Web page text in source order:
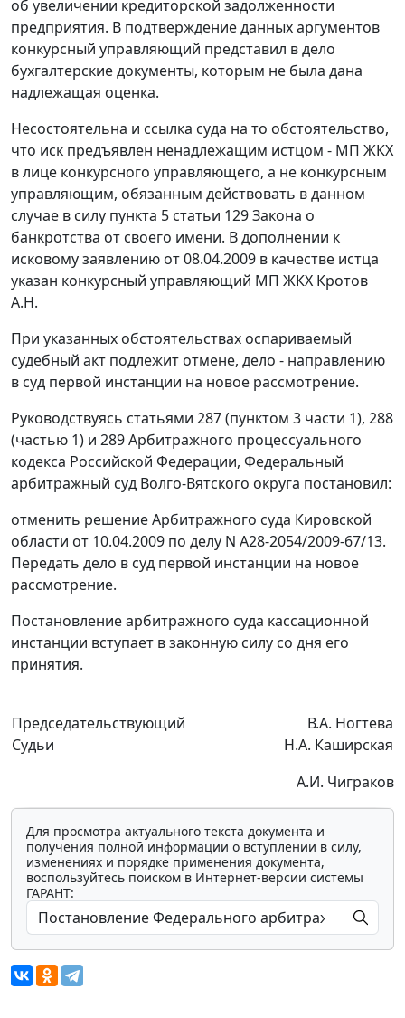
об увеличении кредиторской задолженности
предприятия. В подтверждение данных аргументов
конкурсный управляющий представил в дело
бухгалтерские документы, которым не была дана
надлежащая оценка.
Несостоятельна и ссылка суда на то обстоятельство,
что иск предъявлен ненадлежащим истцом - МП ЖКХ
в лице конкурсного управляющего, а не конкурсным
управляющим, обязанным действовать в данном
случае в силу пункта 5 статьи 129Закона о
банкротства от своего имени. В дополнении к
исковому заявлению от 08.04.2009 в качестве истца
указан конкурсный управляющий МП ЖКХ Кротов
А.Н.
При указанных обстоятельствах оспариваемый
судебный акт подлежит отмене, дело - направлению
в суд первой инстанции на новое рассмотрение.
Руководствуясь статьями 287 (пунктом 3 части 1), 288
(частью 1) и 289Арбитражного процессуального
кодекса Российской Федерации, Федеральный
арбитражный суд Волго-Вятского округа постановил:
отменить решение Арбитражного суда Кировской
области от 10.04.2009 по делу N А28-2054/2009-67/13.
Передать дело в суд первой инстанции на новое
рассмотрение.
Постановление арбитражного суда кассационной
инстанции вступает в законную силу со дня его
принятия.
Председательствующий
Судьи
В.А. Ногтева
Н.А. Каширская
А.И. Чиграков
Для просмотра актуального текста документа и
получения полной информации о вступлении в силу,
изменениях и порядке применения документа,
воспользуйтесь поиском в Интернет-версии системы
ГАРАНТ: